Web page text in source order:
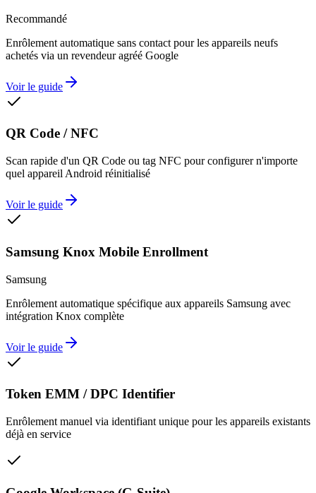
Recommandé
Enrôlement automatique sans contact pour les appareils neufs
achetés via un revendeur agréé Google
Voir le guide
QR Code / NFC
Scan rapide d'un QR Code ou tag NFC pour configurer n'importe
quel appareil Android réinitialisé
Voir le guide
Samsung Knox Mobile Enrollment
Samsung
Enrôlement automatique spécifique aux appareils Samsung avec
intégration Knox complète
Voir le guide
Token EMM / DPC Identifier
Enrôlement manuel via identifiant unique pour les appareils existants
déjà en service